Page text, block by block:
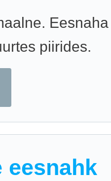
piirides.
eesnahk